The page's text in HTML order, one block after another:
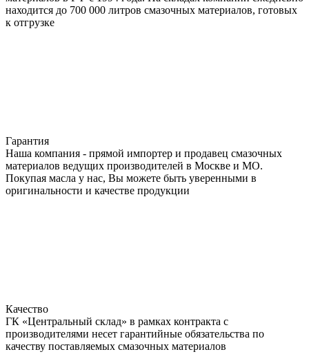
находится до 700 000 литров смазочных материалов, готовых
к отгрузке
Гарантия
Наша компания - прямой импортер и продавец смазочных
материалов ведущих производителей в Москве и МО.
Покупая масла у нас, Вы можете быть уверенными в
оригинальности и качестве продукции
Качество
ГК «Центральный склад» в рамках контракта с
производителями несет гарантийные обязательства по
качеству поставляемых смазочных материалов